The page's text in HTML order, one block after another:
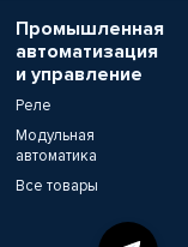
Промышленная
автоматизация
и управление
Реле
Модульная
автоматика
Все товары